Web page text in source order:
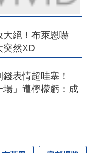
大絕！布萊恩嚇
然XD
錢表情超哇塞！
場」遭檸檬虧：成